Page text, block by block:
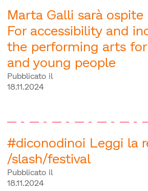
Marta Galli sarà ospite
For accessibility and
the performing arts for
and young people
Pubblicato il
18.11.2024
#diconodinoi Leggi la
/slash/festival
Pubblicato il
18.11.2024